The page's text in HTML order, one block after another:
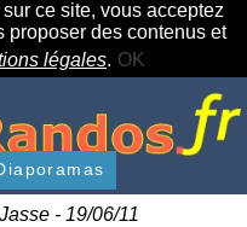
ce site, vous acceptez
proposer des contenus et
légales. OK
- 19/06/11